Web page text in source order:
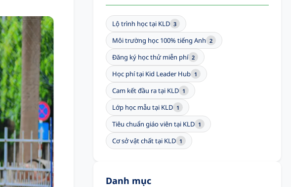
Lộ trình học tại KLD 3
Môi trường học 100% tiếng Anh 2
Đăng ký học thử miễn phí 2
Học phí tại Kid Leader Hub 1
Cam kết đầu ra tại KLD 1
Lớp học mẫu tại KLD 1
Tiêu chuẩn giáo viên tại KLD 1
Cơ sở vật chất tại KLD 1
Danh mục